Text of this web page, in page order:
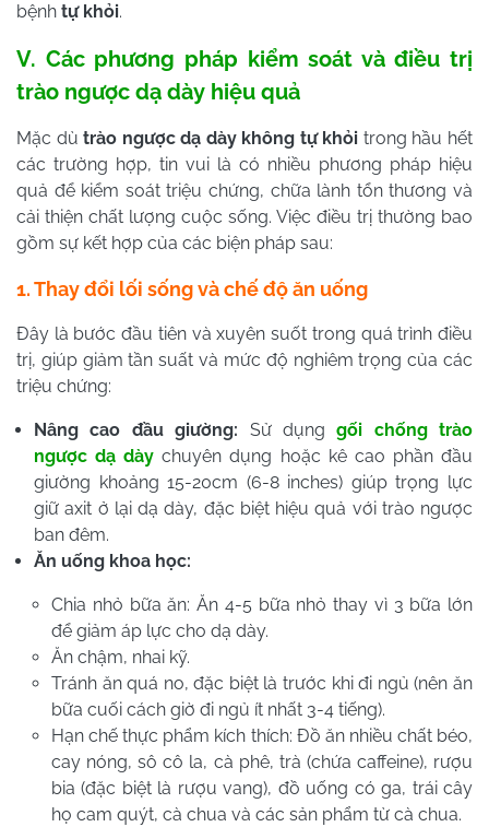
bệnh tự khỏi.
V. Các phương pháp kiểm soát và điều trị
trào ngược dạ dày hiệu quả
Mặc dùtrào ngược dạ dày không tự khỏi trong hầu hết
các trường hợp, tin vui là có nhiều phương pháp hiệu
quả để kiểm soát triệu chứng, chữa lành tổn thương và
cải thiện chất lượng cuộc sống. Việc điều trị thường bao
gồm sự kết hợp của các biện pháp sau:
1. Thay đổi lối sống và chế độ ăn uống
Đây là bước đầu tiên và xuyên suốt trong quá trình điều
trị, giúp giảm tần suất và mức độ nghiêm trọng của các
triệu chứng:
Nâng cao đầu giường: Sử dụnggối chống trào
ngược dạ dày chuyên dụng hoặc kê cao phần đầu
giường khoảng 15-20cm (6-8 inches) giúp trọng lực
giữ axit ở lại dạ dày, đặc biệt hiệu quả với trào ngược
ban đêm.
Ăn uống khoa học:
Chia nhỏ bữa ăn: Ăn 4-5 bữa nhỏ thay vì 3 bữa lớn
để giảm áp lực cho dạ dày.
Ăn chậm, nhai kỹ.
Tránh ăn quá no, đặc biệt là trước khi đi ngủ (nên ăn
bữa cuối cách giờ đi ngủ ít nhất 3-4 tiếng).
Hạn chế thực phẩm kích thích: Đồ ăn nhiều chất béo,
cay nóng, sô cô la, cà phê, trà (chứa caffeine), rượu
bia (đặc biệt là rượu vang), đồ uống có ga, trái cây
họ cam quýt, cà chua và các sản phẩm từ cà chua.